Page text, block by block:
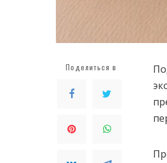
Поделиться в